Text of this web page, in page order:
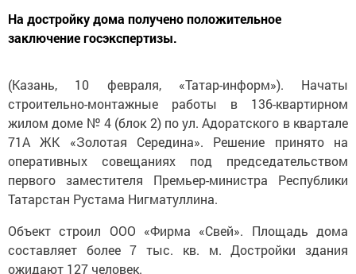
На достройку дома получено положительное
заключение госэкспертизы.
(Казань, 10 февраля, «Татар-информ»). Начаты
строительно-монтажные работы в 136-квартирном
жилом доме № 4 (блок 2) по ул. Адоратского в квартале
71А ЖК «Золотая Середина». Решение принято на
оперативных совещаниях под председательством
первого заместителя Премьер-министра Республики
Татарстан Рустама Нигматуллина.
Объект строил ООО «Фирма «Свей». Площадь дома
составляет более 7 тыс. кв. м. Достройки здания
ожидают 127 человек.